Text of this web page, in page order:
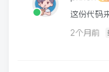
这份代码
2个月前